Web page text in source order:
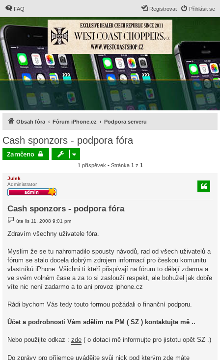
FAQ Přihlásit se
Registrovat
Obsah fóra Fórum iPhone.cz Podpora serveru
Cash sponzors - podpora fóra
Zamčeno
1 příspěvek • Stránka 1 z 1
Julek
Administrator
Cash sponzors - podpora fóra
P
í
s
v
e
úte lis 11, 2008 9:01 pm
Zdravím všechny uživatele fóra.
Myslím že se tu nahromadilo spousty návodů, rad od všech uživatelů a
fórum se stalo docela dobrým zdrojem informací pro českou komunitu
vlastníků iPhone. Všichni ti kteří přispívají na fórum to dělají zdarma a
ve svém volném čase a za to si zaslouží respekt, ale bohužel jak dobře
víte nic není zadarmo a to ani provoz iphone.cz
Rádi bychom Vás tedy touto formou požádali o finanční podporu.
Účet a podrobnosti Vám sdělím na PM ( SZ ) kontaktujte mě ..
Nebo použijte odkaz : zde ( o dotaci mě informujte pro jistotu opět SZ .)
Do zprávy pro příjemce uvádějte svůj nick pod kterým zde máte